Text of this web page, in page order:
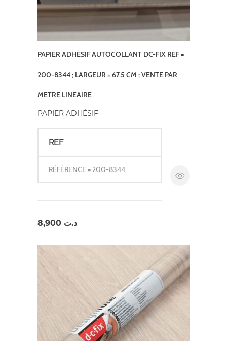
PAPIER ADHESIF AUTOCOLLANT DC-FIX REF =
200-8344 ; LARGEUR = 67.5 CM ; VENTE PAR
METRE LINEAIRE
PAPIER ADHÉSIF
REF
RÉFÉRENCE = 200-8344
د.ت